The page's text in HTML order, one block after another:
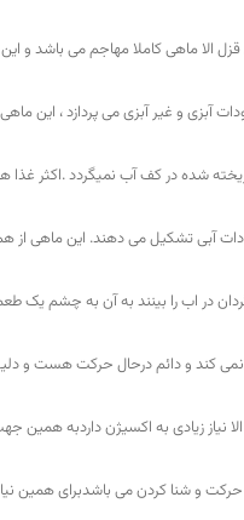
الا ماهی کاملا مهاجم می باشد و این
آبزی و غیر آبزی می پردازد ، این ماهی
شده در کف آب نمیگردد .اکثر غذا
آبی تشکیل می دهند. این ماهی از
در اب را بینند به آن به چشم یک
نمی کند و دائم درحال حرکت هست و
زیادی به اکسیژن داردبه همین
و شنا کردن می باشدبرای همین